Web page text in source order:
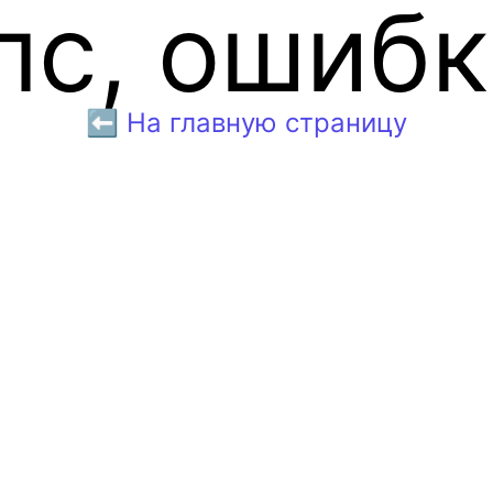
⬅️ На главную страницу